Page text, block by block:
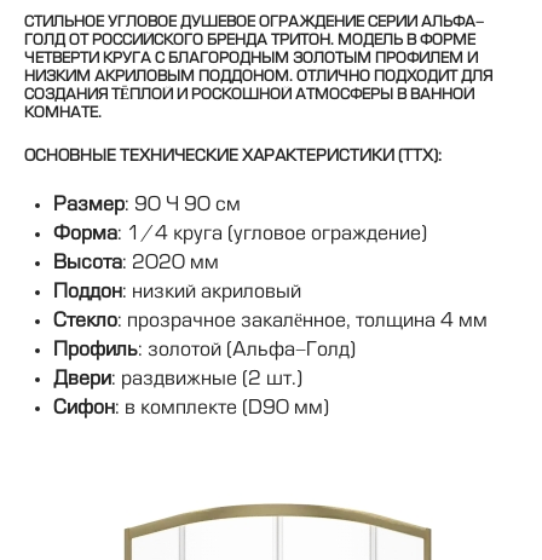
СТИЛЬНОЕ УГЛОВОЕ ДУШЕВОЕ ОГРАЖДЕНИЕ СЕРИИ АЛЬФА-
ГОЛД ОТ РОССИЙСКОГО БРЕНДА ТРИТОН. МОДЕЛЬ В ФОРМЕ
ЧЕТВЕРТИ КРУГА С БЛАГОРОДНЫМ ЗОЛОТЫМ ПРОФИЛЕМ И
НИЗКИМ АКРИЛОВЫМ ПОДДОНОМ. ОТЛИЧНО ПОДХОДИТ ДЛЯ
СОЗДАНИЯ ТЁПЛОЙ И РОСКОШНОЙ АТМОСФЕРЫ В ВАННОЙ
КОМНАТЕ.
ОСНОВНЫЕ ТЕХНИЧЕСКИЕ ХАРАКТЕРИСТИКИ (ТТХ):
Размер: 90 × 90 см
Форма: 1/4 круга (угловое ограждение)
Высота: 2020 мм
Поддон: низкий акриловый
Стекло: прозрачное закалённое, толщина 4 мм
Профиль: золотой (Альфа-Голд)
Двери: раздвижные (2 шт.)
Сифон: в комплекте (D90 мм)